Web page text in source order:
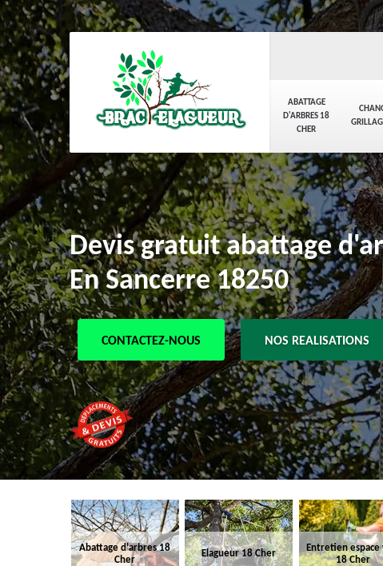
ABATTAGE
D'ARBRES 18
CHER
Devis gratuit abattage
En Sancerre 18250
CONTACTEZ-NOUS NOS REALISATIONS
Abattage d'arbres 18
Cher
Elagueur 18 Cher
Entretien espace
18 Cher